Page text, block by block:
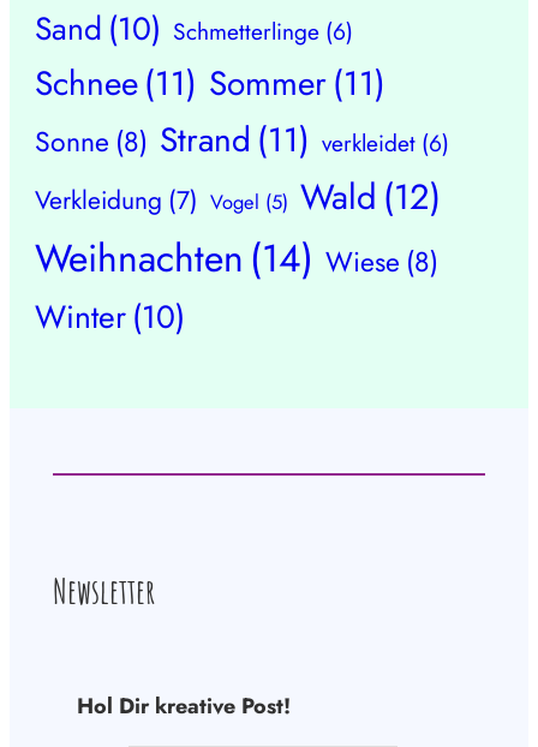
Sand (10) Schmetterlinge (6)
Schnee(11) Sommer(11)
Sonne (8) Strand (11) verkleidet (6)
Verkleidung (7) Vogel (5) Wald (12)
Weihnachten(14) Wiese (8)
Winter(10)
Newsletter
Hol Dir kreative Post!